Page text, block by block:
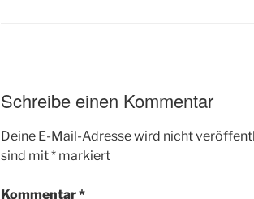
Schreibe einen Kommentar
Deine E-Mail-Adresse wird nicht
sind mit* markiert
Kommentar*